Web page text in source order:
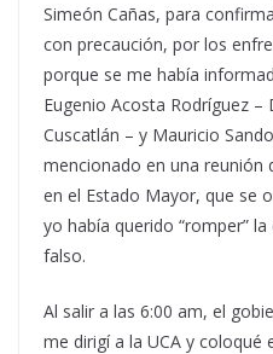
Simeón Cañas, para
con precaución, por los
porque se me había
Eugenio Acosta Rodríguez –
Cuscatlán – y Mauricio
mencionado en una reunión
en el Estado Mayor, que se
yo había querido “romper”
falso.
Al salir a las 6:00 am, el
me dirigí a la UCA y coloqué